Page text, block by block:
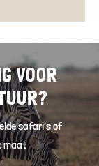
VOOR
safari's of
maat